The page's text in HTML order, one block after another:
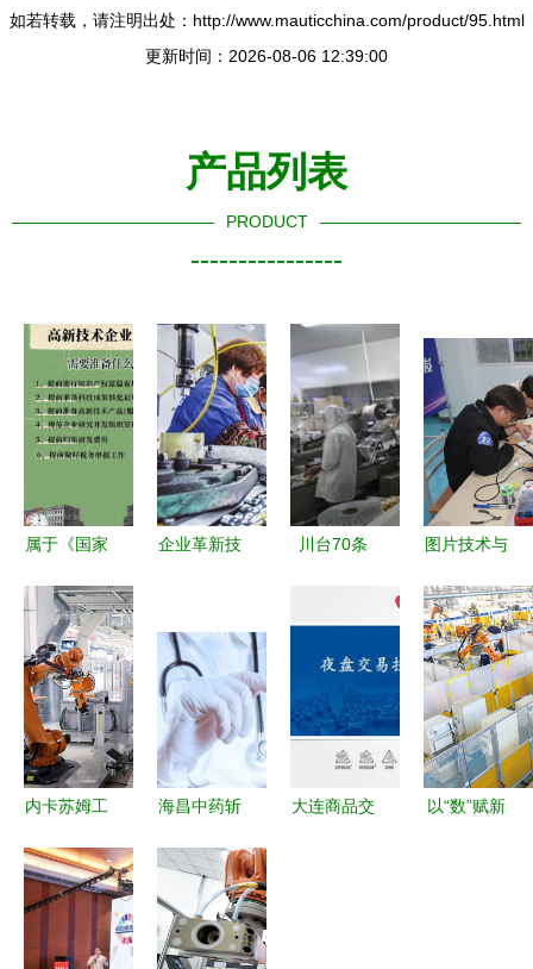
如若转载，请注明出处：http://www.mauticchina.com/product/95.html
更新时间：2026-08-06 12:39:00
产品列表
PRODUCT
----------------
属于《国家
高新技术领
域》的“技
术服务”要
点解析
企业革新技
术转让点燃
创新引擎
川台70条
科技产业园
图片技术与
智能化时代
的合作新路
径
内卡苏姆工
迪全新A8
轻量化科技
的背后服务
海昌中药斩
进步奖一等
奖，康友获
三等奖推动
大连商品交
以“数”赋新